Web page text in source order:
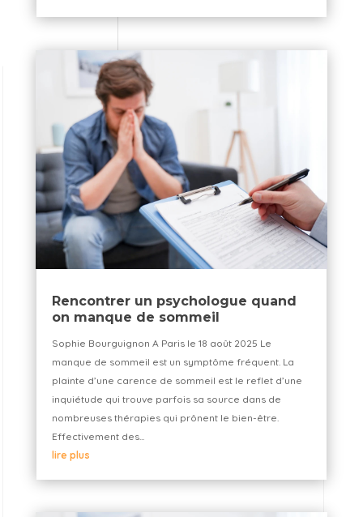
Rencontrer un psychologue quand
on manque de sommeil
Sophie Bourguignon A Paris le 18 août 2025 Le
manque de sommeil est un symptôme fréquent. La
plainte d’une carence de sommeil est le reflet d’une
inquiétude qui trouve parfois sa source dans de
nombreuses thérapies qui prônent le bien-être.
Effectivement des...
lire plus